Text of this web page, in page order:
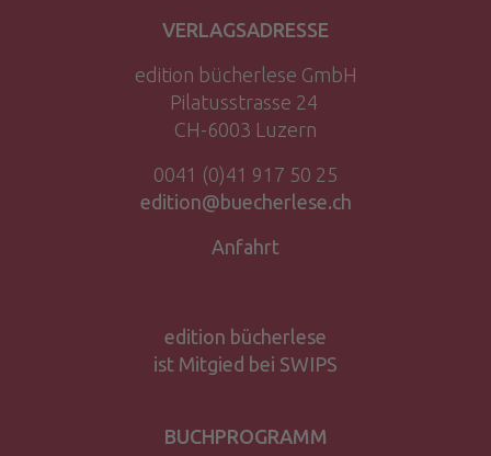
VERLAGSADRESSE
edition bücherlese GmbH
Pilatusstrasse 24
CH-6003 Luzern
0041 (0)41 917 50 25
edition@buecherlese.ch
Anfahrt
edition bücherlese
ist Mitgied bei SWIPS
BUCHPROGRAMM